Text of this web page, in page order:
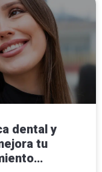
dental y
tu